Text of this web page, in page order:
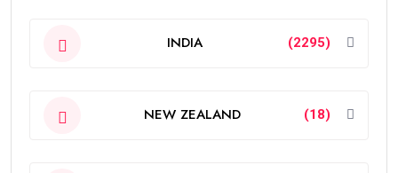
INDIA (2295)
NEW ZEALAND (18)